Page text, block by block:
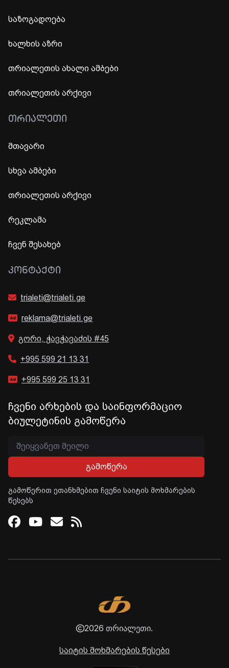
საზოგადოება
ხალხის აზრი
თრიალეთის ახალი ამბები
თრიალეთის არქივი
ᲗᲠᲘᲐᲚᲔᲗᲘ
მთავარი
სხვა ამბები
თრიალეთის არქივი
რეკლამა
ჩვენ შესახებ
ᲙᲝᲜᲢᲐᲥᲢᲘ
trialeti@trialeti.ge
reklama@trialeti.ge
გორი, ჭავჭავაძის #45
+995 599 21 13 31
+995 599 25 13 31
ჩვენი არხების და საინფორმაციო
ბიულეტინის გამოწერა
გამოწერა
გამოწერით ეთანხმებით ჩვენი საიტის მოხმარების
წესებს
Facebook
Youtube
Email
RSS
2026 თრიალეთი.
საიტის მოხმარების წესები